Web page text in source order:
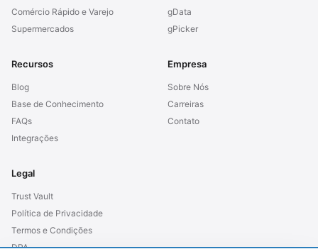
Comércio Rápido e Varejo
Supermercados
gData
gPicker
Recursos
Blog
Base de Conhecimento
FAQs
Integrações
Empresa
Sobre Nós
Carreiras
Contato
Legal
Trust Vault
Política de Privacidade
Termos e Condições